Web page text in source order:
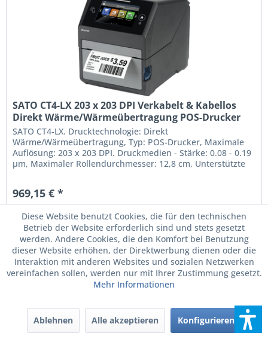
SATO CT4-LX 203 x 203 DPI Verkabelt & Kabellos
Direkt Wärme/Wärmeübertragung POS-Drucker
(WWCT01042ZSCN)
SATO CT4-LX. Drucktechnologie: Direkt
Wärme/Wärmeübertragung, Typ: POS-Drucker, Maximale
Auflösung: 203 x 203 DPI. Druckmedien - Stärke: 0.08 - 0.19
µm, Maximaler Rollendurchmesser: 12,8 cm, Unterstützte
Serielle Schnittstelle: RS-232C. integrierte Barcodes: 1D,...
969,15 € *
zzgl. MwSt.zzgl. Versandkosten
Kann für Sie Auftragsbezogen bestellt werden.
Diese Website benutzt Cookies, die für den technischen
Betrieb der Website erforderlich sind und stets gesetzt
werden. Andere Cookies, die den Komfort bei Benutzung
dieser Website erhöhen, der Direktwerbung dienen oder die
Interaktion mit anderen Websites und sozialen Netzwerken
vereinfachen sollen, werden nur mit Ihrer Zustimmung gesetzt.
Mehr Informationen
Ablehnen Alle akzeptieren Konfigurieren